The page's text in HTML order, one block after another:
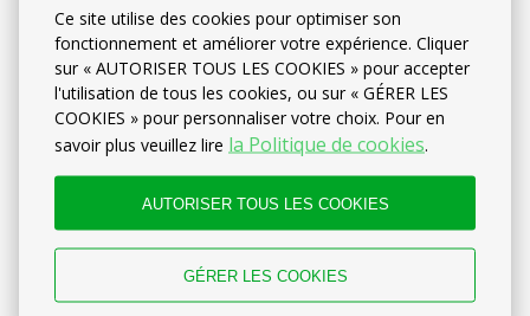
Ce site utilise des cookies pour optimiser son
fonctionnement et améliorer votre expérience. Cliquer
sur « AUTORISER TOUS LES COOKIES » pour accepter
l'utilisation de tous les cookies, ou sur « GÉRER LES
COOKIES » pour personnaliser votre choix. Pour en
savoir plus veuillez lire la Politique de cookies.
AUTORISER TOUS LES COOKIES
GÉRER LES COOKIES
Accueil–Mon compte
Mon compte
fidélité, cumulez des nuits et profitez
d'avantages exclusifs pendant votre séjour.